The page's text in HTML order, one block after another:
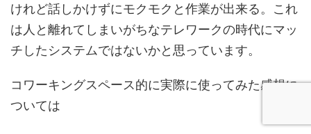
けれど話しかけずにモクモクと作業が出来る。これ
は人と離れてしまいがちなテレワークの時代にマッ
チしたシステムではないかと思っています。
コワーキングスペース的に実際に使ってみた感想に
ついては